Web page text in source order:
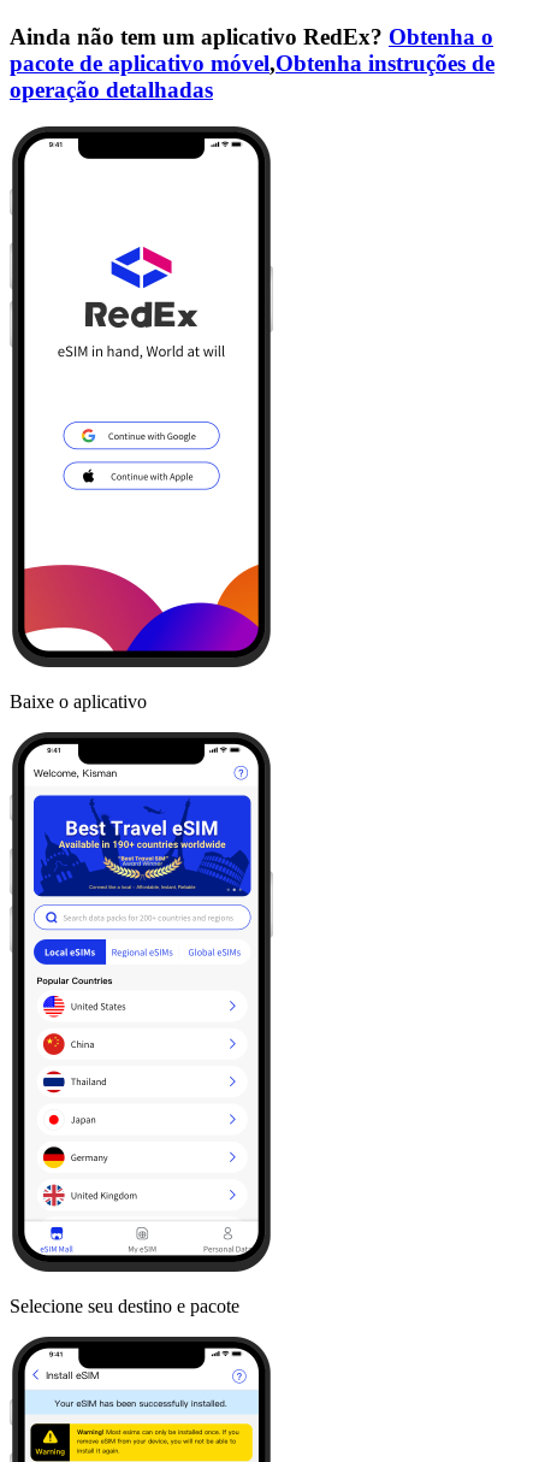
Ainda não tem um aplicativo RedEx? Obtenha o
pacote de aplicativo móvel,Obtenha instruções de
operação detalhadas
Baixe o aplicativo
Selecione seu destino e pacote